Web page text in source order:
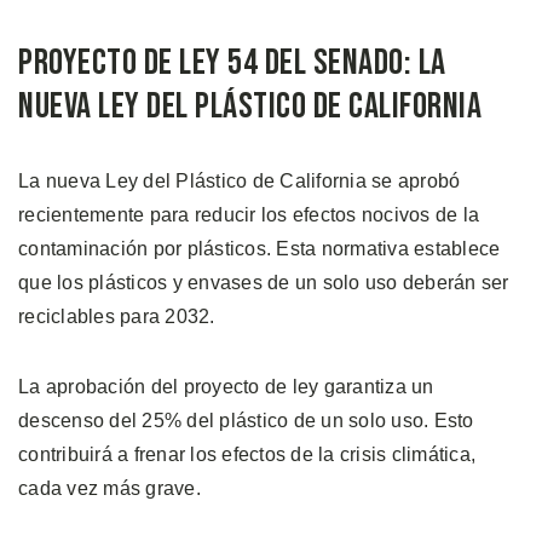
Proyecto de Ley 54 del Senado: La
Nueva Ley del Plástico de California
La nueva Ley del Plástico de California se aprobó
recientemente para reducir los efectos nocivos de la
contaminación por plásticos. Esta normativa establece
que los plásticos y envases de un solo uso deberán ser
reciclables para 2032.
La aprobación del proyecto de ley garantiza un
descenso del 25% del plástico de un solo uso. Esto
contribuirá a frenar los efectos de la crisis climática,
cada vez más grave.